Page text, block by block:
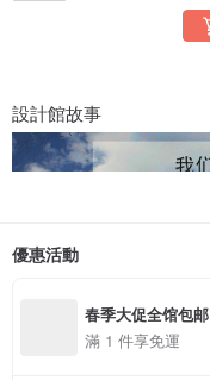
設計館故事
優惠活動
春季大促全馆包邮
滿 1 件享免運